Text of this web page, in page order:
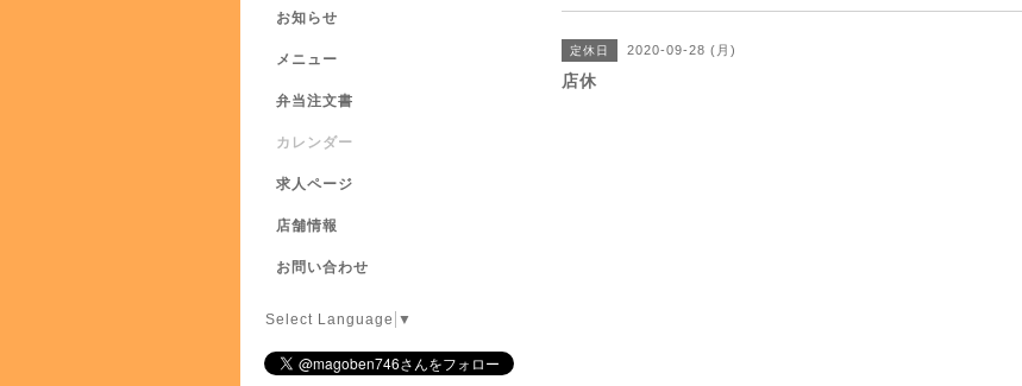
定休日 2020-09-28 (月)
店休
お知らせ
メニュー
弁当注文書
カレンダー
求人ページ
店舗情報
お問い合わせ
Select Language ▼